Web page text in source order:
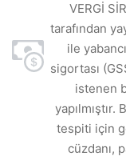
VERGİ
tarafından
ile
sigortası
istenen
tespiti için
cüzdanı,